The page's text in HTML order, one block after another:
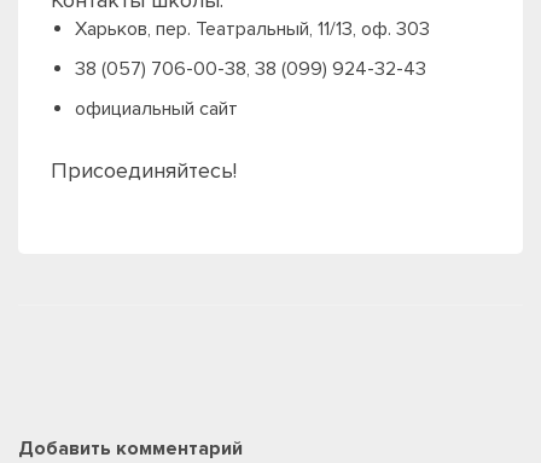
Харьков, пер. Театральный, 11/13, оф. 303
38 (057) 706-00-38, 38 (099) 924-32-43
официальный сайт
Присоединяйтесь!
Добавить комментарий